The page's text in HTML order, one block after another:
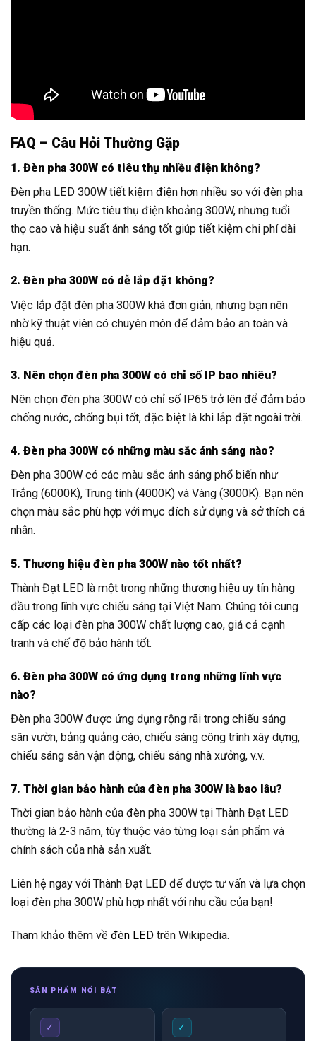
FAQ – Câu Hỏi Thường Gặp
1. Đèn pha 300W có tiêu thụ nhiều điện không?
Đèn pha LED 300W tiết kiệm điện hơn nhiều so với đèn pha
truyền thống. Mức tiêu thụ điện khoảng 300W, nhưng tuổi
thọ cao và hiệu suất ánh sáng tốt giúp tiết kiệm chi phí dài
hạn.
2. Đèn pha 300W có dễ lắp đặt không?
Việc lắp đặt đèn pha 300W khá đơn giản, nhưng bạn nên
nhờ kỹ thuật viên có chuyên môn để đảm bảo an toàn và
hiệu quả.
3. Nên chọn đèn pha 300W có chỉ số IP bao nhiêu?
Nên chọn đèn pha 300W có chỉ số IP65 trở lên để đảm bảo
chống nước, chống bụi tốt, đặc biệt là khi lắp đặt ngoài trời.
4. Đèn pha 300W có những màu sắc ánh sáng nào?
Đèn pha 300W có các màu sắc ánh sáng phổ biến như
Trắng (6000K), Trung tính (4000K) và Vàng (3000K). Bạn nên
chọn màu sắc phù hợp với mục đích sử dụng và sở thích cá
nhân.
5. Thương hiệu đèn pha 300W nào tốt nhất?
Thành Đạt LED là một trong những thương hiệu uy tín hàng
đầu trong lĩnh vực chiếu sáng tại Việt Nam. Chúng tôi cung
cấp các loại đèn pha 300W chất lượng cao, giá cả cạnh
tranh và chế độ bảo hành tốt.
6. Đèn pha 300W có ứng dụng trong những lĩnh vực
nào?
Đèn pha 300W được ứng dụng rộng rãi trong chiếu sáng
sân vườn, bảng quảng cáo, chiếu sáng công trình xây dựng,
chiếu sáng sân vận động, chiếu sáng nhà xưởng, v.v.
7. Thời gian bảo hành của đèn pha 300W là bao lâu?
Thời gian bảo hành của đèn pha 300W tại Thành Đạt LED
thường là 2-3 năm, tùy thuộc vào từng loại sản phẩm và
chính sách của nhà sản xuất.
Liên hệ ngay với Thành Đạt LED để được tư vấn và lựa chọn
loại đèn pha 300W phù hợp nhất với nhu cầu của bạn!
Tham khảo thêm về đèn LED trên Wikipedia.
SẢN PHẨM NỔI BẬT
✓ ✓